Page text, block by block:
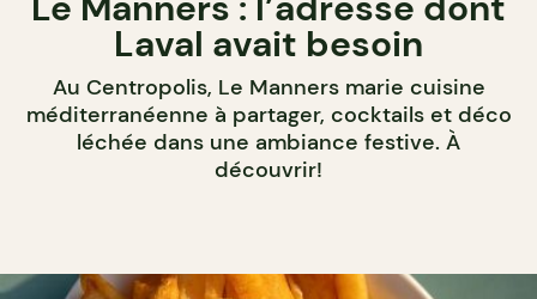
Laval avait besoin
Au Centropolis, Le Manners marie cuisine
méditerranéenne à partager, cocktails et déco
léchée dans une ambiance festive. À
découvrir!